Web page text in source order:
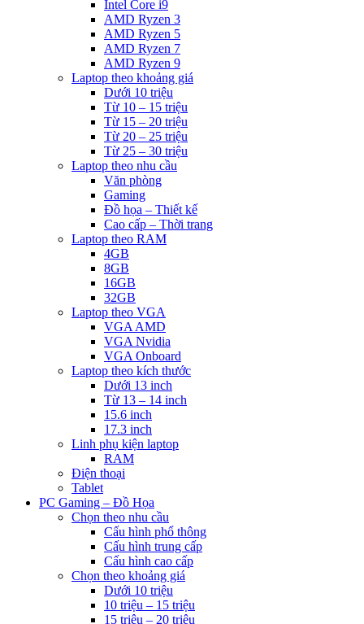
Intel Core i9
AMD Ryzen 3
AMD Ryzen 5
AMD Ryzen 7
AMD Ryzen 9
Laptop theo khoảng giá
Dưới 10 triệu
Từ 10 – 15 triệu
Từ 15 – 20 triệu
Từ 20 – 25 triệu
Từ 25 – 30 triệu
Laptop theo nhu cầu
Văn phòng
Gaming
Đồ họa – Thiết kế
Cao cấp – Thời trang
Laptop theo RAM
4GB
8GB
16GB
32GB
Laptop theo VGA
VGA AMD
VGA Nvidia
VGA Onboard
Laptop theo kích thước
Dưới 13 inch
Từ 13 – 14 inch
15.6 inch
17.3 inch
Linh phụ kiện laptop
RAM
Điện thoại
Tablet
PC Gaming – Đồ Họa
Chọn theo nhu cầu
Cấu hình phổ thông
Cấu hình trung cấp
Cấu hình cao cấp
Chọn theo khoảng giá
Dưới 10 triệu
10 triệu – 15 triệu
15 triệu – 20 triệu